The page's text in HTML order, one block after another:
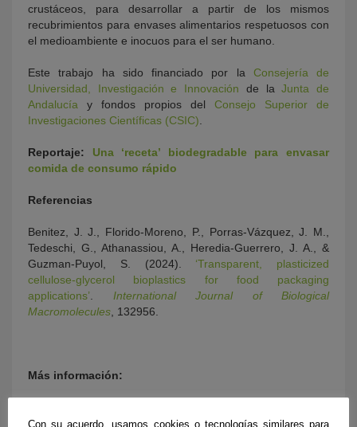
crustáceos, para desarrollar a partir de los mismos
recubrimientos para envases alimentarios respetuosos con
el medioambiente e inocuos para el ser humano.
Este trabajo ha sido financiado por la Consejería de
Universidad, Investigación e Innovación de laJunta de
Andalucía y fondos propios del Consejo Superior de
Investigaciones Científicas (CSIC)
Reportaje: Una ‘receta’ biodegradable para envasar
comida de consumo rápido
Referencias
Benitez, J. J., Florido-Moreno, P., Porras-Vázquez, J. M.,
Tedeschi, G., Athanassiou, A., Heredia-Guerrero, J. A., &
Guzman-Puyol, S. (2024). ‘Transparent, plasticized
cellulose-glycerol bioplastics for food packaging
applications’
International Journal of Biological
Macromolecules , 132956.
Más información:
financiada por la Consejería de Universidad, Investigación
Con su acuerdo, usamos cookies o tecnologías similares para